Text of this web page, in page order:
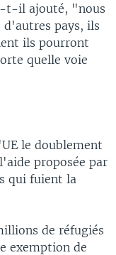
t-il ajouté, "nous
d'autres pays, ils
ils pourront
quelle voie
le doublement
proposée par
qui fuient la
de réfugiés
exemption de